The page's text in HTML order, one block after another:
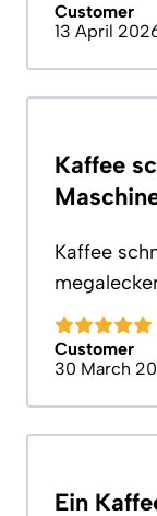
Customer
13 April
Kaffee
Kaffee
Customer
30 March
Ein